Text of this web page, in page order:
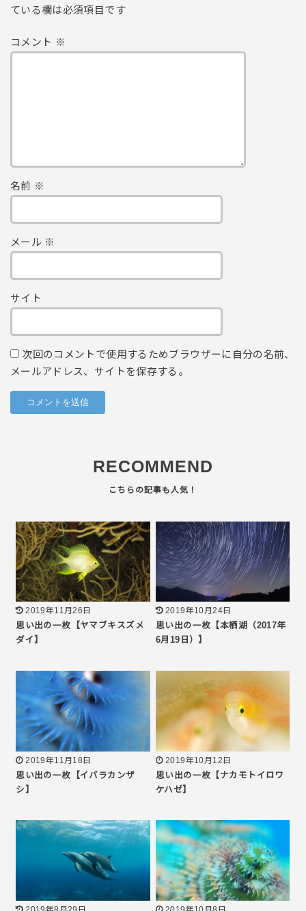
ている欄は必須項目です
コメント ※
名前 ※
メール ※
サイト
次回のコメントで使用するためブラウザーに自分の名前、
メールアドレス、サイトを保存する。
RECOMMEND
2019年11月26日
思い出の一枚【ヤマブキスズメ
ダイ】
2019年10月24日
思い出の一枚【本栖湖（2017年
6月19日）】
2019年11月18日
思い出の一枚【イバラカンザ
シ】
2019年10月12日
思い出の一枚【ナカモトイロワ
ケハゼ】